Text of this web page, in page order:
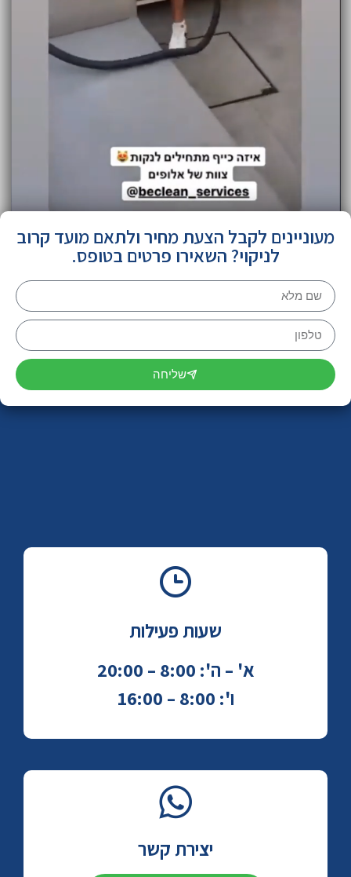
מעוניינים לקבל הצעת מחיר ולתאם מועד קרוב
לניקוי? השאירו פרטים בטופס.
שליחה
שעות פעילות
א' – ה': 8:00 – 20:00
ו': 8:00 – 16:00
יצירת קשר